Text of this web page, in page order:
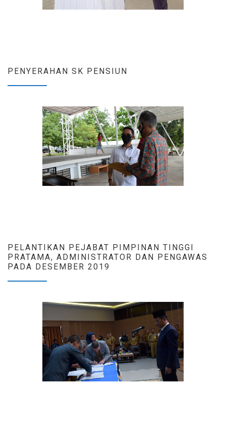
PENYERAHAN SK PENSIUN
PELANTIKAN PEJABAT PIMPINAN TINGGI
PRATAMA, ADMINISTRATOR DAN PENGAWAS
PADA DESEMBER 2019